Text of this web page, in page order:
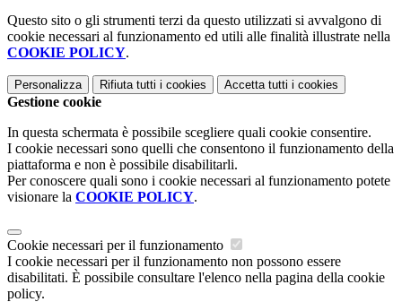
Questo sito o gli strumenti terzi da questo utilizzati si avvalgono di
cookie necessari al funzionamento ed utili alle finalità illustrate nella
COOKIE POLICY.
Personalizza Rifiuta tutti i cookies Accetta tutti i cookies
Gestione cookie
In questa schermata è possibile scegliere quali cookie consentire.
I cookie necessari sono quelli che consentono il funzionamento della
piattaforma e non è possibile disabilitarli.
Per conoscere quali sono i cookie necessari al funzionamento potete
visionare la COOKIE POLICY.
Cookie necessari per il funzionamento
I cookie necessari per il funzionamento non possono essere
disabilitati. È possibile consultare l'elenco nella pagina della cookie
policy.